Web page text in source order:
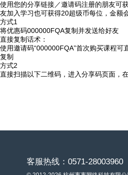
使用您的分享链接／邀请码注册的朋友可
友加入学习也可获得20超级币每位，金额
方式1
将优惠码000000FQA复制并发送给好友
直接复制话术：
使用邀请码“000000FQA”首次购买课程
复制
方式2
直接扫描以下二维码，进入分享码页面，
客服热线：0571-28003960